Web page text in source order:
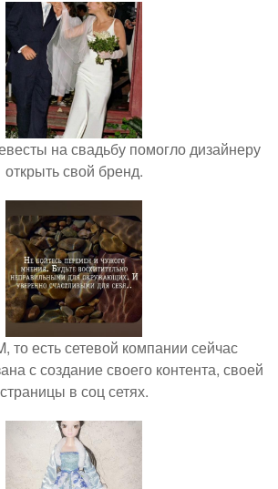
на свадьбу помогло дизайнеру
открыть свой бренд.
то есть сетевой компании сейчас
с создание своего контента, своей
страницы в соц сетях.